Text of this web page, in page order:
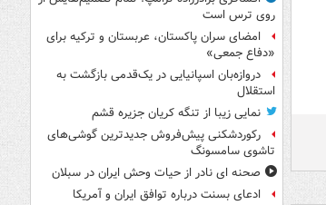
روی ترس است
امضای سران پاکستان، عربستان و ترکیه برای
«دفاع جمعی»
دروازه‌بان اسپانیایی در یک‌قدمی بازگشت به
استقلال
نمایی زیبا از تنگه کریان جزیره قشم
رکوردشکنی پیش‌فروش جدیدترین گوشی‌های
تاشوی سامسونگ
صحنه ای نادر از حیات وحش ایران در سبلان
ادعای بسنت درباره توافق ایران و آمریکا